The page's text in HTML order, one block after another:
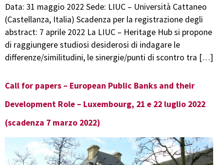
Data: 31 maggio 2022 Sede: LIUC – Università Cattaneo
(Castellanza, Italia) Scadenza per la registrazione degli
abstract: 7 aprile 2022 La LIUC – Heritage Hub si propone
di raggiungere studiosi desiderosi di indagare le
differenze/similitudini, le sinergie/punti di scontro tra […]
Call for papers – European Public Banks and their
Development Role – Luxembourg, 21 e 22 luglio 2022
(scadenza 7 marzo 2022)